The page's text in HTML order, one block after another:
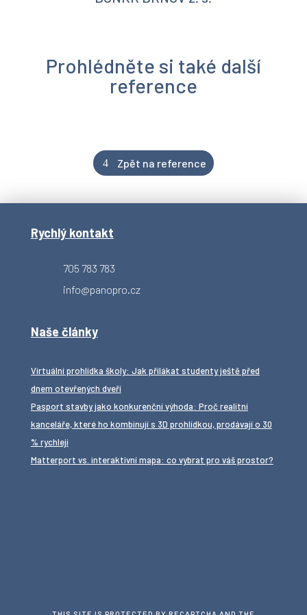
Prohlédněte si také další
reference
Zpět na reference
Rychlý kontakt
705 783 783
info@panopro.cz
Naše články
Virtuální prohlídka školy: Jak přilákat studenty ještě před
dnem otevřených dveří
Pasport stavby jako konkurenční výhoda: Proč realitní
kanceláře, které ho kombinují s 3D prohlídkou, prodávají o 30
% rychleji
Matterport vs. interaktivní mapa: co vybrat pro váš prostor?